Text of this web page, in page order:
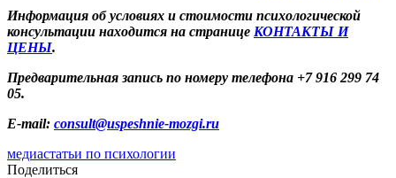
Информация об условиях и стоимости психологической
консультации находится на странице КОНТАКТЫ И
ЦЕНЫ.
Предварительная запись по номеру телефона +7 916 299 74
05.
E-mail: consult@uspeshnie-mozgi.ru
медиастатьи по психологии
Поделиться